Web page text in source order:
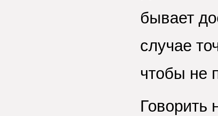
бывает
случае
чтобы не
Говорить